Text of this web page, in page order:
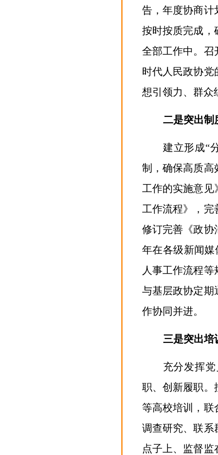
告，年度协商计
按时按质完成，
全部工作中。召
时代人民政协党
想引领力、群众
二是突出制
建立形成“
制，确保高质高
工作的实施意见
工作流程》，完
修订完善《政协
年在各级新闻
人事工作流程
与基层政协定期
作协同并进。
三是突出培
充分发挥
职、创新履职。
等高校培训，联
调查研究、联系
点子上、监督